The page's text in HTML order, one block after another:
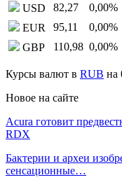
USD
82,27 0,00%
EUR
95,11 0,00%
GBP
110,98 0,00%
Курсы валют в RUB на
Новое на сайте
Acura готовит
RDX
Бактерии и археи
сенсационные…